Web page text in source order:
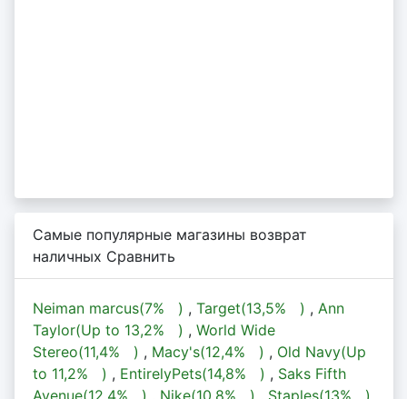
Самые популярные магазины возврат
наличных Сравнить
Neiman marcus(7% ) , Target(13,5% ) , Ann
Taylor(Up to 13,2% ) , World Wide
Stereo(11,4% ) , Macy's(12,4% ) , Old Navy(Up
to 11,2% ) , EntirelyPets(14,8% ) , Saks Fifth
Avenue(12,4% ) , Nike(10,8% ) , Staples(13%
)